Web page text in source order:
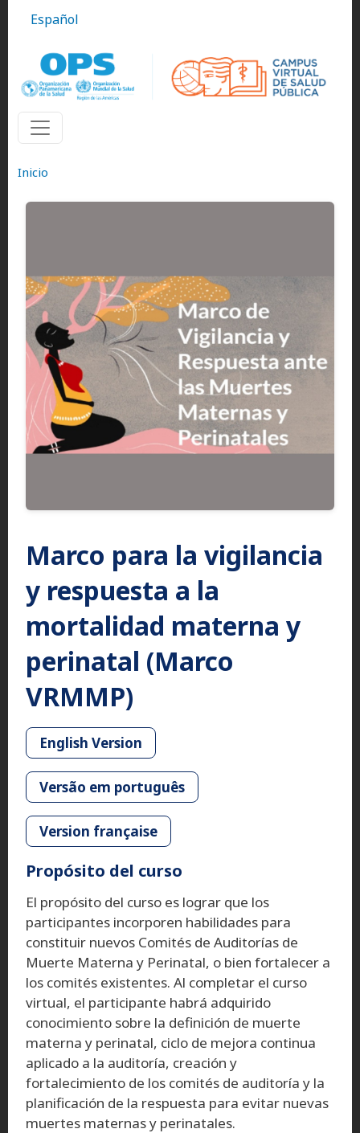
Español
Inicio
Marco para la vigilancia
y respuesta a la
mortalidad materna y
perinatal (Marco
VRMMP)
English Version
Versão em português
Version française
Propósito del curso
El propósito del curso es lograr que los
participantes incorporen habilidades para
constituir nuevos Comités de Auditorías de
Muerte Materna y Perinatal, o bien fortalecer a
los comités existentes. Al completar el curso
virtual, el participante habrá adquirido
conocimiento sobre la definición de muerte
materna y perinatal, ciclo de mejora continua
aplicado a la auditoría, creación y
fortalecimiento de los comités de auditoría y la
planificación de la respuesta para evitar nuevas
muertes maternas y perinatales.